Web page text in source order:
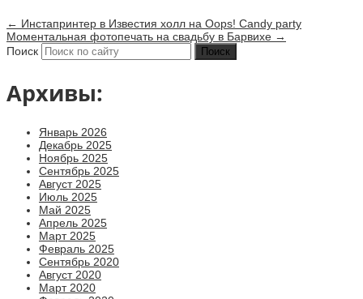
← Инстапринтер в Известия холл на Oops! Candy party
Моментальная фотопечать на свадьбу в Барвихе →
Поиск
Архивы:
Январь 2026
Декабрь 2025
Ноябрь 2025
Сентябрь 2025
Август 2025
Июль 2025
Май 2025
Апрель 2025
Март 2025
Февраль 2025
Сентябрь 2020
Август 2020
Март 2020